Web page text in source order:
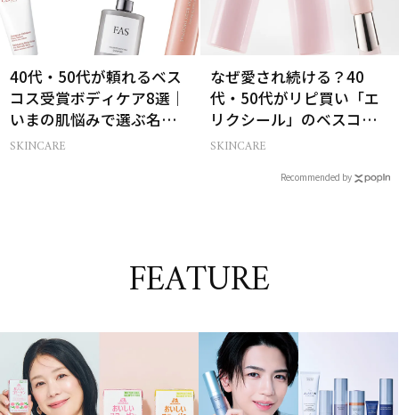
40代・50代が頼れるベス
コス受賞ボディケア8選｜
いまの肌悩みで選ぶ名品
まとめ
SKINCARE
なぜ愛され続ける？40
代・50代がリピ買い「エ
リクシール」のベスコス
受賞名品3選
SKINCARE
Recommended by
FEATURE